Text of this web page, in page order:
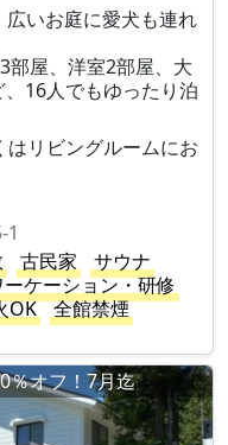
いお庭に愛犬も連れ
部屋、洋室2部屋、大
16人でもゆったり泊
リビングルームにお
1
古民家
サウナ
ケーション・研修
OK
全館禁煙
％オフ！7月迄